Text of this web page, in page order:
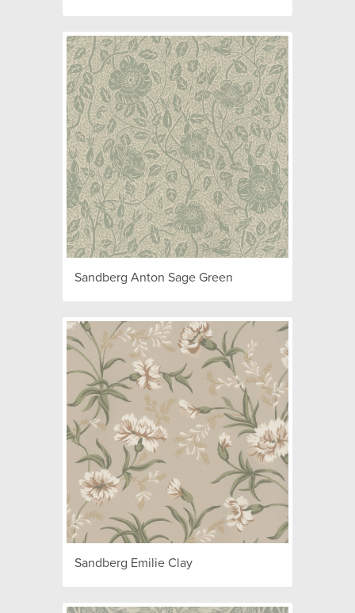
Sandberg Anton Sage Green
Sandberg Emilie Clay